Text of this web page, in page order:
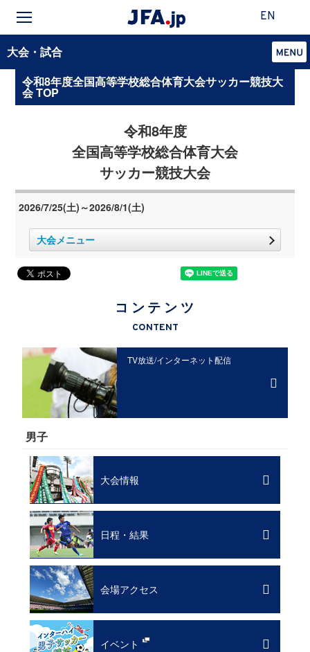
EN
大会・試合
令和8年度全国高等学校総合体育大会サッカー競技大
会 TOP
令和8年度
全国高等学校総合体育大会
サッカー競技大会
2026/7/25(土)～2026/8/1(土)
大会メニュー
コンテンツ
CONTENT
TV放送/インターネット配信
男子
大会情報
日程・結果
会場アクセス
イベント